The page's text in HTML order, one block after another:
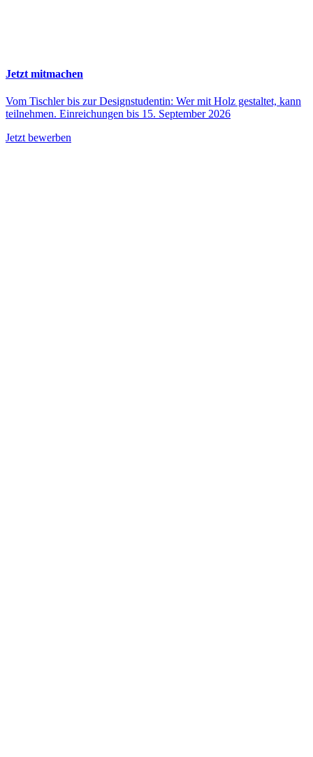
Jetzt mitmachen
Vom Tischler bis zur Designstudentin: Wer mit Holz gestaltet, kann
teilnehmen. Einreichungen bis 15. September 2026
Jetzt bewerben